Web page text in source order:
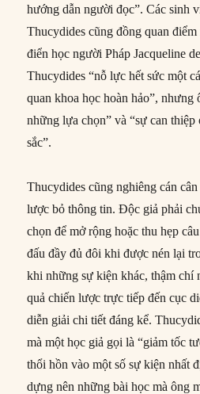
hướng dẫn người đọc”. Các sinh
Thucydides cũng đồng quan
điển học người Pháp Jacqueline
Thucydides “nỗ lực hết sức một
quan khoa học hoàn hảo”, nhưng
những lựa chọn” và “sự can thiệp
sắc”.
Thucydides cũng nghiêng cán
lược bỏ thông tin. Độc giả phải
chọn để mở rộng hoặc thu hẹp
đấu đầy đủ đôi khi được nén lại
khi những sự kiện khác, thậm chí
quả chiến lược trực tiếp đến cục
diễn giải chi tiết đáng kể.
mà một học giả gọi là “giảm tốc
thổi hồn vào một số sự kiện nhất
dựng nên những bài học mà ông